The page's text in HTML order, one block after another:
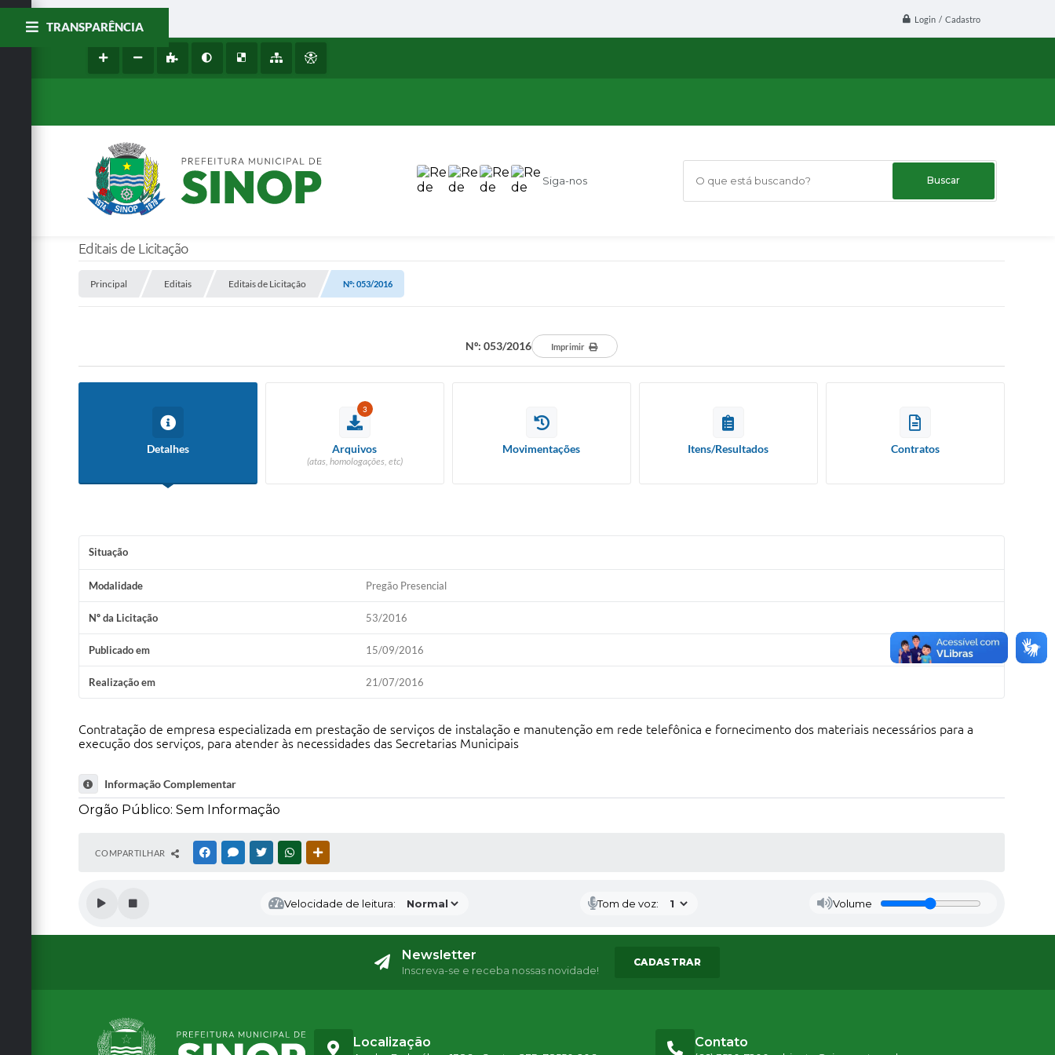
Login / Cadastro
Siga-nos O que está buscando?
TRANSPARÊNCIA
Editais de Licitação
Principal Editais Editais de Licitação Nº: 053/2016
Nº: 053/2016 Imprimir
Detalhes
3
Arquivos
(atas, homologações, etc)
Movimentações Itens/Resultados Contratos
Situação
Modalidade Pregão Presencial
Nº da Licitação 53/2016
Publicado em 15/09/2016
Realização em 21/07/2016
Contratação de empresa especializada em prestação de serviços de instalação e manutenção em rede telefônica e fornecimento dos materiais necessários para a
execução dos serviços, para atender às necessidades das Secretarias Municipais
Informação Complementar
Orgão Público: Sem Informação
COMPARTILHAR FACEBOOKMESSENGER
TWITTERWHATSAPP
Velocidade de leitura: Tom de voz: Volume
Newsletter
Inscreva-se e receba nossas novidade!
CADASTRAR
Localização Contato